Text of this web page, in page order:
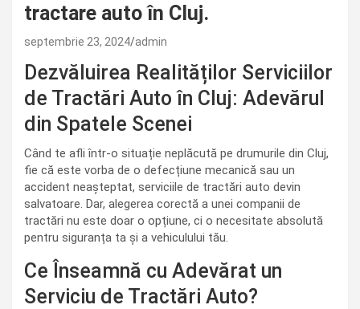
tractare auto în Cluj.
septembrie 23, 2024 admin
Dezvăluirea Realităților Serviciilor
de Tractări Auto în Cluj: Adevărul
din Spatele Scenei
Când te afli într-o situație neplăcută pe drumurile din Cluj,
fie că este vorba de o defecțiune mecanică sau un
accident neașteptat, serviciile de tractări auto devin
salvatoare. Dar, alegerea corectă a unei companii de
tractări nu este doar o opțiune, ci o necesitate absolută
pentru siguranța ta și a vehiculului tău.
Ce Înseamnă cu Adevărat un
Serviciu de Tractări Auto?